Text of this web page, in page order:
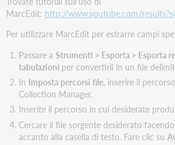
MarcEdit: http://www.youtube.com/
Per utilizzare MarcEdit per estrarre campi
Passare a Strumenti > Esporta > Esporta
tabulazioni per convertirli in un file
In Imposta percorsi file, inserire il
Collection Manager.
Inserite il percorso in cui desiderate
Cercare il file sorgente desiderato
accanto alla casella di testo. Fare clic su